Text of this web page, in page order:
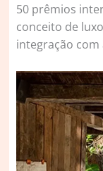
50 prêmios
conceito de
integração